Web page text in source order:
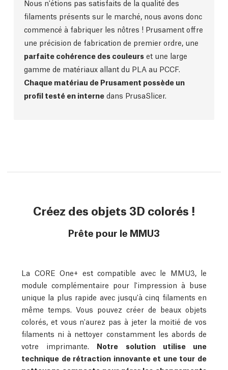
Nous n'étions pas satisfaits de la qualité des
filaments présents sur le marché, nous avons donc
commencé à fabriquer les nôtres ! Prusament offre
une précision de fabrication de premier ordre, une
parfaite cohérence des couleurs et une large
gamme de matériaux allant du PLA au PCCF.
Chaque matériau de Prusament possède un
profil testé en interne dans PrusaSlicer.
Créez des objets 3D colorés !
Prête pour le MMU3
La CORE One+ est compatible avec le MMU3, le
module complémentaire pour l'impression à buse
unique la plus rapide avec jusqu'à cinq filaments en
même temps. Vous pouvez créer de beaux objets
colorés, et vous n'aurez pas à jeter la moitié de vos
filaments ni à nettoyer constamment les abords de
votre imprimante. Notre solution utilise une
technique de rétraction innovante et une tour de